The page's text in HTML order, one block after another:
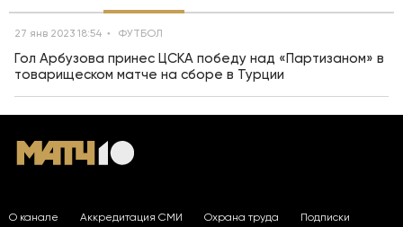
27 янв 2023 18:54 ФУТБОЛ
Гол Арбузова принес ЦСКА победу над «Партизаном» в
товарищеском матче на сборе в Турции
О канале Аккредитация СМИ Охрана труда Подписки